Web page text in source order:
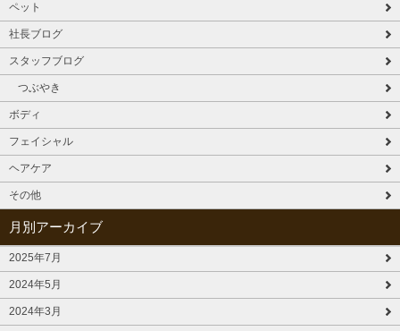
ペット
社長ブログ
スタッフブログ
つぶやき
ボディ
フェイシャル
ヘアケア
その他
月別アーカイブ
2025年7月
2024年5月
2024年3月